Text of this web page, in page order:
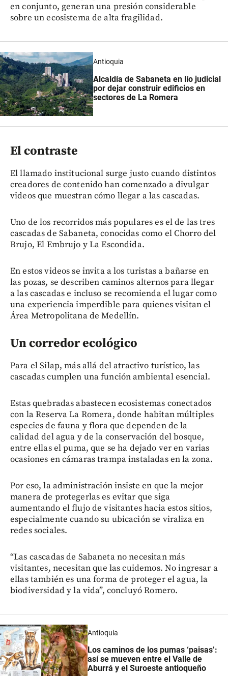
en conjunto, generan una presión considerable
sobre un ecosistema de alta fragilidad.
Antioquia
Alcaldía de Sabaneta en lío judicial
por dejar construir edificios en
sectores de La Romera
El contraste
El llamado institucional surge justo cuando distintos
creadores de contenido han comenzado a divulgar
videos que muestran cómo llegar a las cascadas.
Uno de los recorridos más populares es el de las tres
cascadas de Sabaneta, conocidas como el Chorro del
Brujo, El Embrujo y La Escondida.
En estos videos se invita a los turistas a bañarse en
las pozas, se describen caminos alternos para llegar
a las cascadas e incluso se recomienda el lugar como
una experiencia imperdible para quienes visitan el
Área Metropolitana de Medellín.
Un corredor ecológico
Para el Silap, más allá del atractivo turístico, las
cascadas cumplen una función ambiental esencial.
Estas quebradas abastecen ecosistemas conectados
con la Reserva La Romera, donde habitan múltiples
especies de fauna y flora que dependen de la
calidad del agua y de la conservación del bosque,
entre ellas el puma, que se ha dejado ver en varias
ocasiones en cámaras trampa instaladas en la zona.
Por eso, la administración insiste en que la mejor
manera de protegerlas es evitar que siga
aumentando el flujo de visitantes hacia estos sitios,
especialmente cuando su ubicación se viraliza en
redes sociales.
“Las cascadas de Sabaneta no necesitan más
visitantes, necesitan que las cuidemos. No ingresar a
ellas también es una forma de proteger el agua, la
biodiversidad y la vida”, concluyó Romero.
Antioquia
Los caminos de los pumas ‘paisas’:
así se mueven entre el Valle de
Aburrá y el Suroeste antioqueño